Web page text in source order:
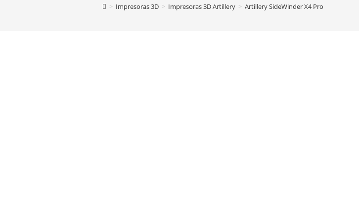
> Impresoras 3D > Impresoras 3D Artillery > Artillery SideWinder X4 Pro